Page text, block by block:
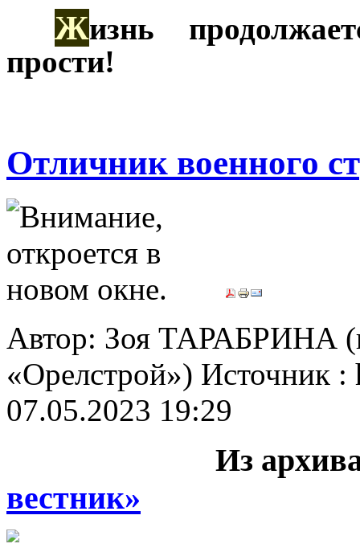
Жизнь
прости!
Отличник военного
Автор: Зоя ТАРАБРИНА
«Орелстрой») Источник
07.05.2023 19:29
Из
вестник»